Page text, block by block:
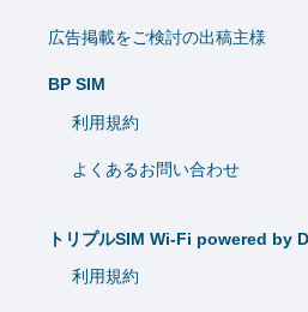
広告掲載をご検討の出稿主様
BP SIM
利用規約
よくあるお問い合わせ
トリプルSIM Wi-Fi powered by
利用規約